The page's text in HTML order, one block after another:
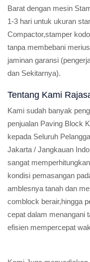
Barat dengan mesin
1-3 hari untuk ukuran
Compactor,stamper
tanpa membebani
jaminan garansi
dan Sekitarnya).
Tentang Kami
Kami sudah banyak
penjualan Paving Block
kepada Seluruh
Jakarta / Jangkauan
sangat
kondisi pemasangan
amblesnya tanah dan
comblock berair,hingga
cepat dalam menangani
efisien mempercepat